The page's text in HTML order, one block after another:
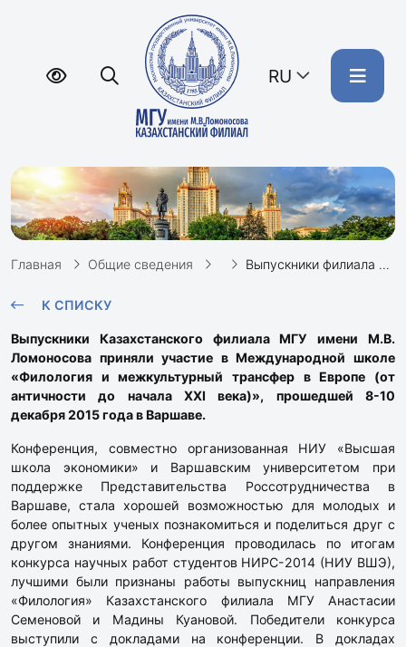
RU
Главная Общие сведения Выпускники филиала в Варшаве
К СПИСКУ
Выпускники Казахстанского филиала МГУ имени М.В.
Ломоносова приняли участие в Международной школе
«Филология и межкультурный трансфер в Европе (от
античности до начала XXI века)», прошедшей 8-10
декабря 2015 года в Варшаве.
Конференция, совместно организованная НИУ «Высшая
школа экономики» и Варшавским университетом при
поддержке Представительства Россотрудничества в
Варшаве, стала хорошей возможностью для молодых и
более опытных ученых познакомиться и поделиться друг с
другом знаниями. Конференция проводилась по итогам
конкурса научных работ студентов НИРС-2014 (НИУ ВШЭ),
лучшими были признаны работы выпускниц направления
«Филология» Казахстанского филиала МГУ Анастасии
Семеновой и Мадины Куановой. Победители конкурса
выступили с докладами на конференции. В докладах